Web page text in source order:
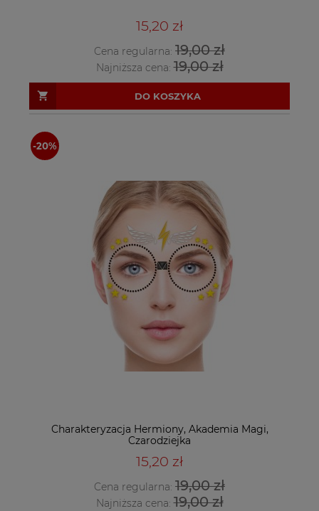
15,20 zł
Cena regularna: 19,00 zł
Najniższa cena:19,00 zł
DO KOSZYKA
Charakteryzacja Hermiony, Akademia Magi,
Czarodziejka
15,20 zł
Cena regularna: 19,00 zł
Najniższa cena:19,00 zł